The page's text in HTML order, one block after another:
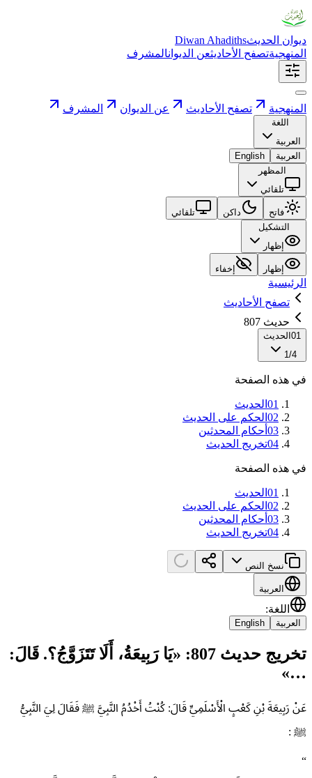
ديوان الحديثDiwan Ahadiths
المنهجيةتصفح الأحاديثعن الديوانالمشرف
المنهجية تصفح الأحاديث عن الديوان المشرف
اللغة
العربية
العربية
English
المظهر
تلقائي
فاتح داكن
تلقائي
التشكيل
إظهار
إظهار إخفاء
الرئيسية
تصفح الأحاديث
حديث 807
01 الحديث
1/4
في هذه الصفحة
01 الحديث
02 الحكم على الحديث
03 أحكام المحدثين
04تخريج الحديث
في هذه الصفحة
01 الحديث
02 الحكم على الحديث
03 أحكام المحدثين
04تخريج الحديث
نسخ النص
العربية
اللغة:
العربية English
تخريج حديث 807: «يَا رَبِيعَةُ، أَلَا تَتَزَوَّجُ؟. قَالَ:
…»
عَنْ رَبِيعَةَ بْنِ كَعْبٍ الْأَسْلَمِيِّ قَالَ: كُنْتُ أَخْدُمُ النَّبِيَّ ﷺ فَقَالَ لِيَ النَّبِيُّ
ﷺ :
“